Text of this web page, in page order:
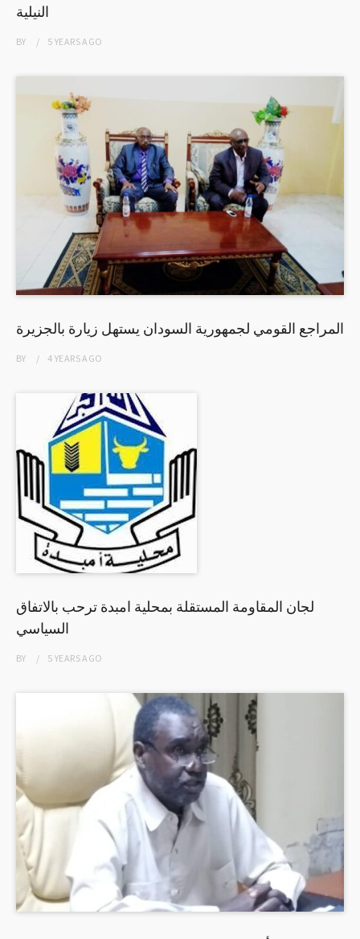
النيلية
BY 5 YEARSAGO
المراجع القومي لجمهورية السودان يستهل زيارة بالجزيرة
BY 4 YEARSAGO
لجان المقاومة المستقلة بمحلية امبدة ترحب بالاتفاق
السياسي
BY 5 YEARSAGO